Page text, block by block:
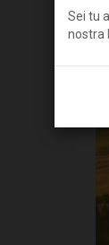
Sei tu
nostra